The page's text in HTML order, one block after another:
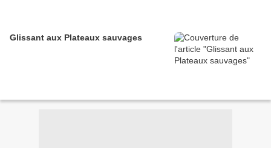
Glissant aux Plateaux sauvages